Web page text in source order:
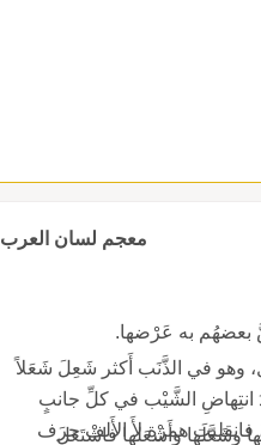
معجم لسان العرب
يقال: غُرَّةٌ شَعْلاءُ تأْخ إِحدى العينين حتى تدخل فيها، وقد يكون في القَذَال، وهو في الذَّنَب أَكثر شَعِلَ شَعَلاً
ذا شَعَلٍ؛ قال وبَعدَ انتِهاضِ الشَّيْب في كلِّ جانبٍ
لالتقاء الساكنين، فانقلبت همزة لأَ الأَلف حرف
وشَعَّلَها وأَشْعَلها فاشْتَعَلَ